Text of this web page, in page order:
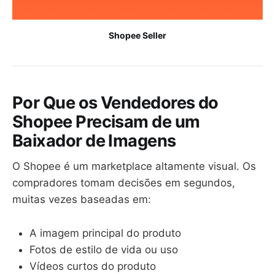
Shopee Seller
Por Que os Vendedores do
Shopee Precisam de um
Baixador de Imagens
O Shopee é um marketplace altamente visual. Os
compradores tomam decisões em segundos,
muitas vezes baseadas em:
A imagem principal do produto
Fotos de estilo de vida ou uso
Vídeos curtos do produto